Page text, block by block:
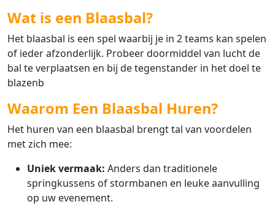
Wat is een Blaasbal?
Het blaasbal is een spel waarbij je in 2 teams kan spelen
of ieder afzonderlijk. Probeer doormiddel van lucht de
bal te verplaatsen en bij de tegenstander in het doel te
blazenb
Waarom Een Blaasbal Huren?
Het huren van een blaasbal brengt tal van voordelen
met zich mee:
Uniek vermaak: Anders dan traditionele
springkussens of stormbanen en leuke aanvulling
op uw evenement.